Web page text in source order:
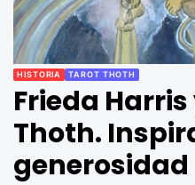
HISTORIA TAROT THOTH
Frieda
Thoth.
generosidad